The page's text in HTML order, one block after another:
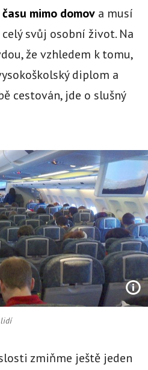
mimo domova musí
svůj osobní život. Na
že vzhledem k tomu,
diplom a
cestován, jde o slušný
lidí
zmiňme ještě jeden